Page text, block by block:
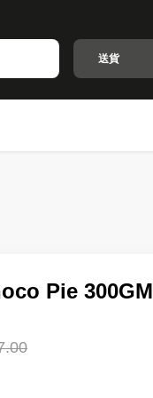
送貨
Pie 300GM